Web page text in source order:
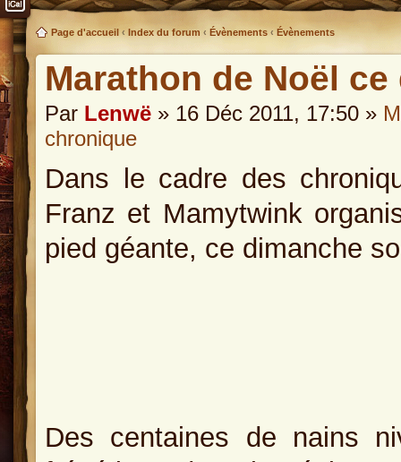
Page d'accueil ‹ Index du forum ‹ Évènements ‹ Évènements
Marathon de Noël
Par Lenwë » 16 Déc 2011, 17:50 »
chronique
Dans le cadre des
Franz et Mamytwink
pied géante, ce dimanche
Des centaines de nains